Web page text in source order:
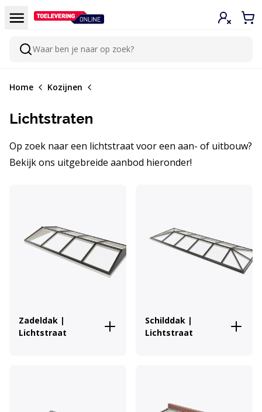
Menu
Zoeken
Waar ben je naar op zoek?
Inloggen
Home Kozijnen
Lichtstraten
Op zoek naar een lichtstraat voor een aan- of uitbouw?
Bekijk ons uitgebreide aanbod hieronder!
Zadeldak |
Lichtstraat
Schilddak |
Lichtstraat